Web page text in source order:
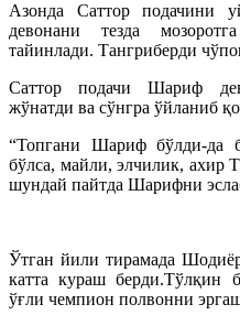
Азонда Саттор подачини
девонани тезда
тайинлади. Тангриберди
Саттор подачи Шариф
жўнатди ва сўнгра ўйланиб
“Топгани Шариф бўлди-да
бўлса, майли, элчилик, ахир
шундай пайтда Шарифни
Ўтган йили тирамада
катта кураш берди.Тўлқин
ўғли чемпион полвонни